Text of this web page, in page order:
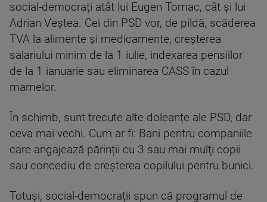
social-democrați atât lui Eugen Tomac, cât și lui
Adrian Veștea. Cei din PSD vor, de pildă, scăderea
TVA la alimente și medicamente, creșterea
salariului minim de la 1 iulie, indexarea pensiilor
de la 1 ianuarie sau eliminarea CASS în cazul
mamelor.
În schimb, sunt trecute alte doleanțe ale PSD, dar
ceva mai vechi. Cum ar fi: Bani pentru companiile
care angajează părinții cu 3 sau mai mulţi copii
sau concediu de creșterea copilului pentru bunici.
Totuși, social-democrații spun că programul de